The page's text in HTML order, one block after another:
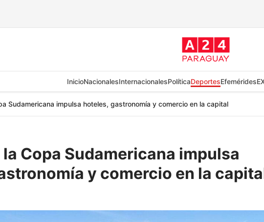
InicioNacionalesInternacionalesPolíticaDeportesEfemérides
Sudamericana impulsa hoteles, gastronomía y comercio en la capital
Copa Sudamericana impulsa
y comercio en la